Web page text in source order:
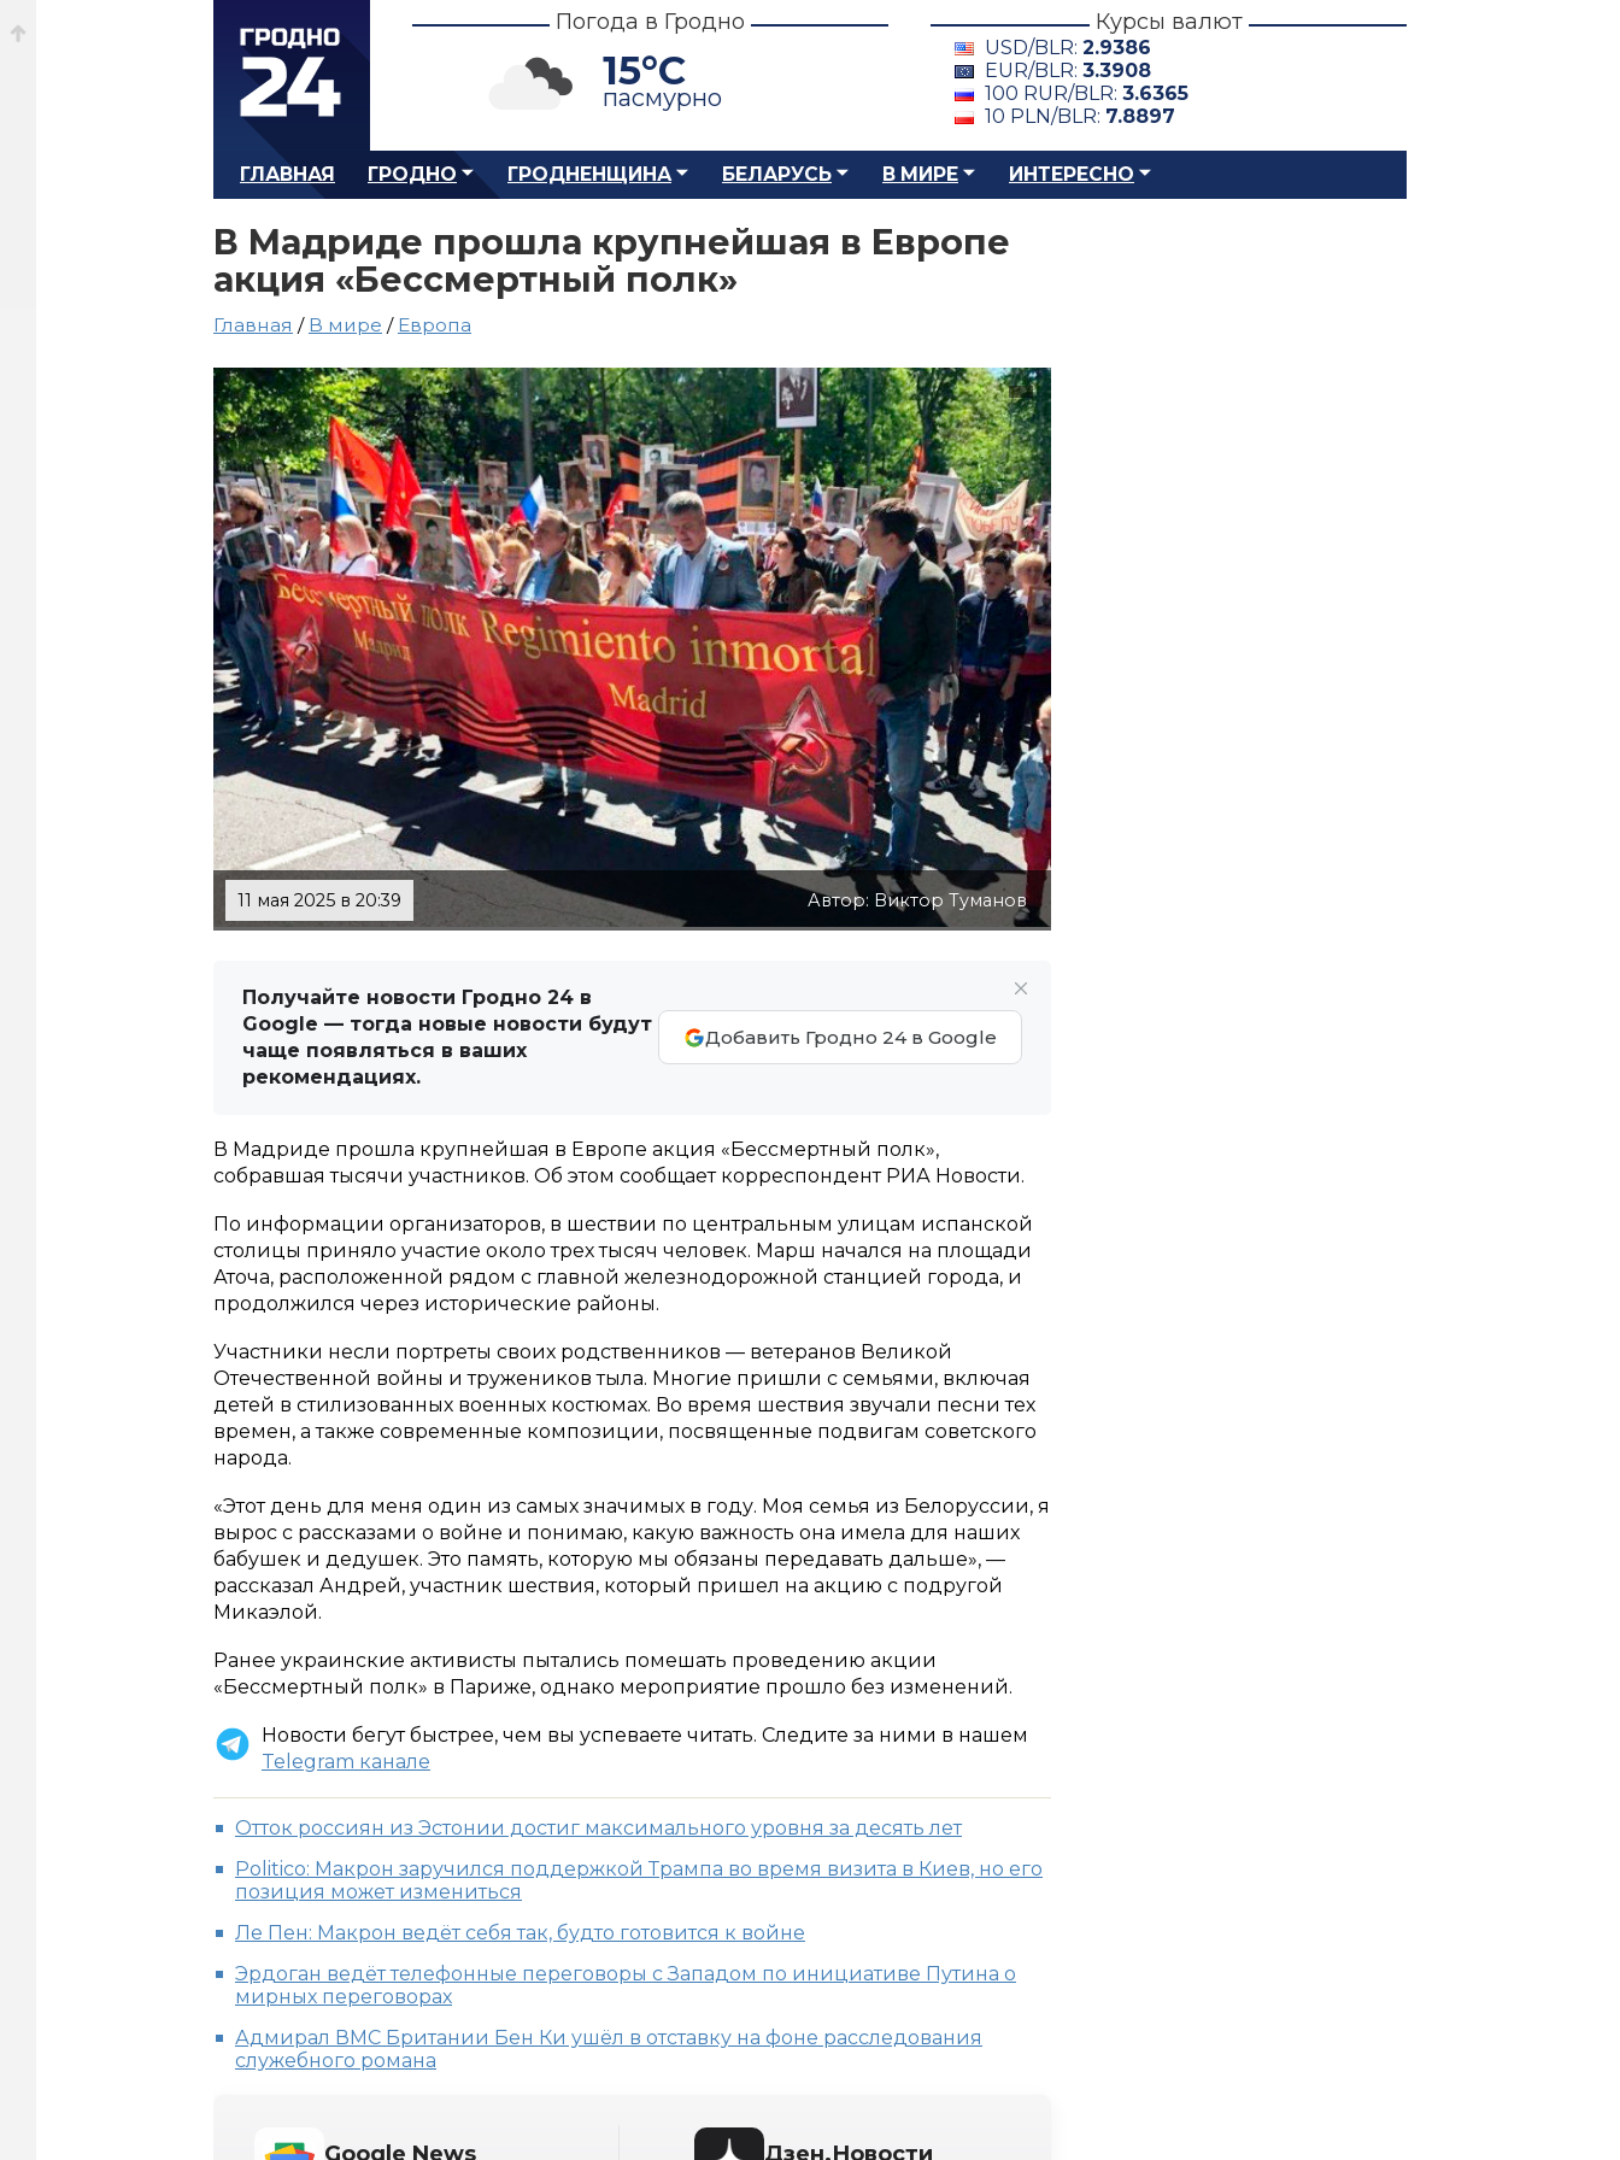
Погода в Гродно
15°C
пасмурно
Курсы валют
USD/BLR: 2.9386
EUR/BLR: 3.3908
100 RUR/BLR: 3.6365
10 PLN/BLR: 7.8897
ГЛАВНАЯ ГРОДНО ГРОДНЕНЩИНА БЕЛАРУСЬ В МИРЕ ИНТЕРЕСНО
В Мадриде прошла крупнейшая в Европе
акция «Бессмертный полк»
Главная / В мире / Европа
11 мая 2025 в 20:39 Автор: Виктор Туманов
Получайте новости Гродно 24 в
Google — тогда новые новости будут
чаще появляться в ваших
рекомендациях.
Добавить Гродно 24 в Google
В Мадриде прошла крупнейшая в Европе акция «Бессмертный полк»,
собравшая тысячи участников. Об этом сообщает корреспондент РИА Новости.
По информации организаторов, в шествии по центральным улицам испанской
столицы приняло участие около трех тысяч человек. Марш начался на площади
Аточа, расположенной рядом с главной железнодорожной станцией города, и
продолжился через исторические районы.
Участники несли портреты своих родственников — ветеранов Великой
Отечественной войны и тружеников тыла. Многие пришли с семьями, включая
детей в стилизованных военных костюмах. Во время шествия звучали песни тех
времен, а также современные композиции, посвященные подвигам советского
народа.
«Этот день для меня один из самых значимых в году. Моя семья из Белоруссии, я
вырос с рассказами о войне и понимаю, какую важность она имела для наших
бабушек и дедушек. Это память, которую мы обязаны передавать дальше», —
рассказал Андрей, участник шествия, который пришел на акцию с подругой
Микаэлой.
Ранее украинские активисты пытались помешать проведению акции
«Бессмертный полк» в Париже, однако мероприятие прошло без изменений.
Новости бегут быстрее, чем вы успеваете читать. Следите за ними в нашем
Telegram канале
Отток россиян из Эстонии достиг максимального уровня за десять лет
Politico: Макрон заручился поддержкой Трампа во время визита в Киев, но его
позиция может измениться
Ле Пен: Макрон ведёт себя так, будто готовится к войне
Эрдоган ведёт телефонные переговоры с Западом по инициативе Путина о
мирных переговорах
Адмирал ВМС Британии Бен Ки ушёл в отставку на фоне расследования
служебного романа
Google News Дзен.Новости